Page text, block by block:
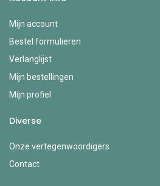
Mijn account
Bestel formulieren
Verlanglijst
Mijn bestellingen
Mijn profiel
Diverse
Onze vertegenwoordigers
Contact